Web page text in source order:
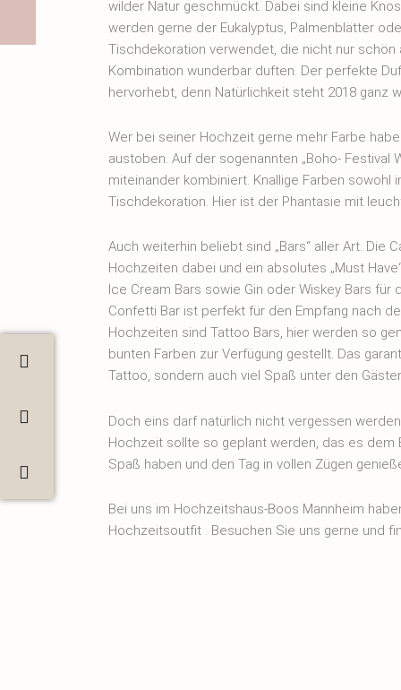
wilder Natur geschmückt. Dabei sind kleine
werden gerne der Eukalyptus, Palmenblätter
Tischdekoration verwendet, die nicht nur schön
Kombination wunderbar duften. Der perfekte
hervorhebt, denn Natürlichkeit steht 2018 ganz
Wer bei seiner Hochzeit gerne mehr Farbe
austoben. Auf der sogenannten „Boho- Festival
miteinander kombiniert. Knallige Farben sowohl
Tischdekoration. Hier ist der Phantasie mit
Auch weiterhin beliebt sind „Bars“ aller Art. Die
Hochzeiten dabei und ein absolutes „Must
Ice Cream Bars sowie Gin oder Wiskey Bars für
Confetti Bar ist perfekt für den Empfang nach
Hochzeiten sind Tattoo Bars, hier werden so
bunten Farben zur Verfügung gestellt. Das
Tattoo, sondern auch viel Spaß unter den
Doch eins darf natürlich nicht vergessen
Hochzeit sollte so geplant werden, das es dem
Spaß haben und den Tag in vollen Zügen
Bei uns im Hochzeitshaus-Boos Mannheim
Hochzeitsoutfit . Besuchen Sie uns gerne und